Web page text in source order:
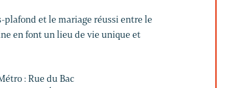
et le mariage réussi entre le
en font un lieu de vie unique et
: Rue du Bac